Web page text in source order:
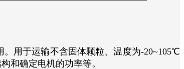
用于运输不含固体颗粒、温度为-20~105℃
和确定电机的功率等。